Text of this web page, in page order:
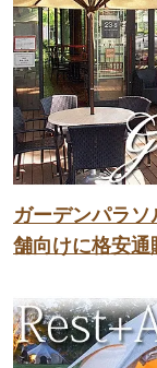
ガーデンパラ
舗向けに格安通